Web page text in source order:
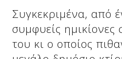
Συγκεκριμένα, από
συμφυείς
του κι ο οποίος